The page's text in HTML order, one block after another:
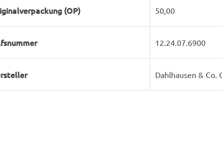
(OP) 50,00
12.24.07.6900
Dahlhausen & Co.